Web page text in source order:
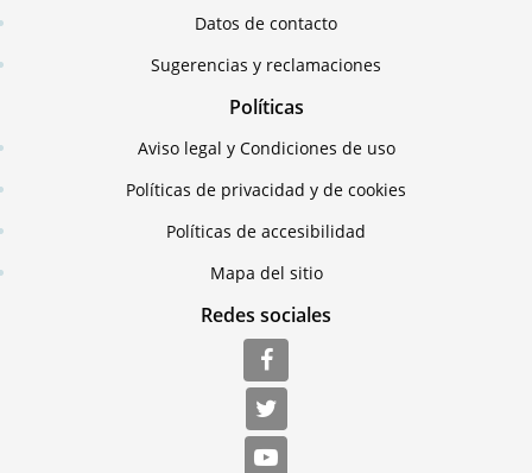
Datos de contacto
Sugerencias y reclamaciones
Políticas
Aviso legal y Condiciones de uso
Políticas de privacidad y de cookies
Políticas de accesibilidad
Mapa del sitio
Redes sociales